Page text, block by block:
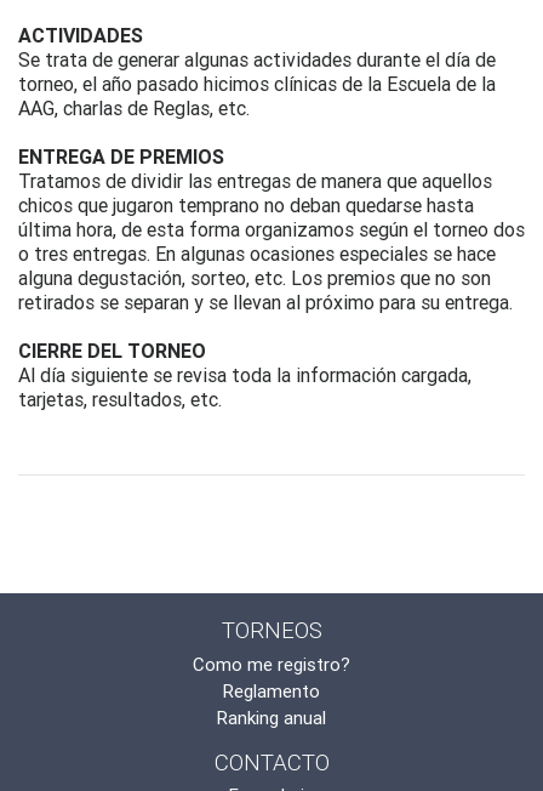
ACTIVIDADES
Se trata de generar algunas actividades durante el día de
torneo, el año pasado hicimos clínicas de la Escuela de la
AAG, charlas de Reglas, etc.
ENTREGA DE PREMIOS
Tratamos de dividir las entregas de manera que aquellos
chicos que jugaron temprano no deban quedarse hasta
última hora, de esta forma organizamos según el torneo dos
o tres entregas. En algunas ocasiones especiales se hace
alguna degustación, sorteo, etc. Los premios que no son
retirados se separan y se llevan al próximo para su entrega.
CIERRE DEL TORNEO
Al día siguiente se revisa toda la información cargada,
tarjetas, resultados, etc.
TORNEOS
Como me registro?
Reglamento
Ranking anual
CONTACTO